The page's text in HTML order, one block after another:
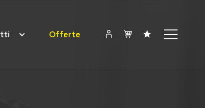
Offerte